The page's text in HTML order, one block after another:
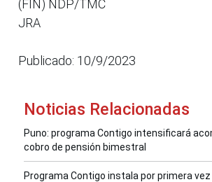
(FIN) NDP/TMC
JRA
Publicado: 10/9/2023
Noticias Relacionadas
Puno: programa Contigo intensificará
cobro de pensión bimestral
Programa Contigo instala por primera